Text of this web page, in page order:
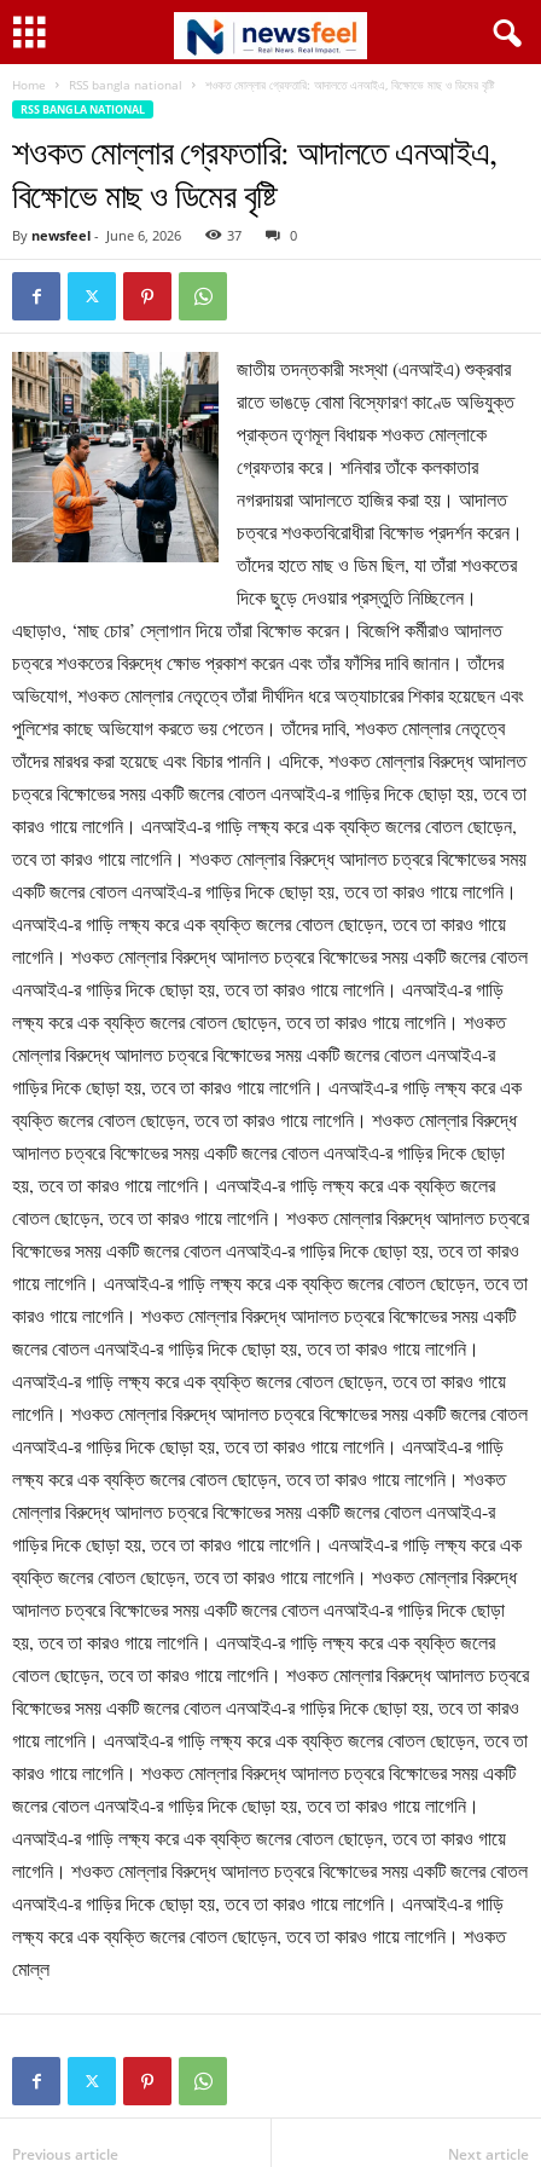
Home RSS bangla national শওকত মোল্লার গ্রেফতারি: আদালতে এনআইএ, বিক্ষোভে মাছ ও ডিমের বৃষ্টি
RSS BANGLA NATIONAL
শওকত মোল্লার গ্রেফতারি: আদালতে এনআইএ,
বিক্ষোভে মাছ ও ডিমের বৃষ্টি
By newsfeel - June 6, 2026 37 0
জাতীয় তদন্তকারী সংস্থা (এনআইএ) শুক্রবার
রাতে ভাঙড়ে বোমা বিস্ফোরণ কাণ্ডে অভিযুক্ত
প্রাক্তন তৃণমূল বিধায়ক শওকত মোল্লাকে
গ্রেফতার করে। শনিবার তাঁকে কলকাতার
নগরদায়রা আদালতে হাজির করা হয়। আদালত
চত্বরে শওকতবিরোধীরা বিক্ষোভ প্রদর্শন করেন।
তাঁদের হাতে মাছ ও ডিম ছিল, যা তাঁরা শওকতের
দিকে ছুড়ে দেওয়ার প্রস্তুতি নিচ্ছিলেন।
এছাড়াও, ‘মাছ চোর’ স্লোগান দিয়ে তাঁরা বিক্ষোভ করেন। বিজেপি কর্মীরাও আদালত
চত্বরে শওকতের বিরুদ্ধে ক্ষোভ প্রকাশ করেন এবং তাঁর ফাঁসির দাবি জানান। তাঁদের
অভিযোগ, শওকত মোল্লার নেতৃত্বে তাঁরা দীর্ঘদিন ধরে অত্যাচারের শিকার হয়েছেন এবং
পুলিশের কাছে অভিযোগ করতে ভয় পেতেন। তাঁদের দাবি, শওকত মোল্লার নেতৃত্বে
তাঁদের মারধর করা হয়েছে এবং বিচার পাননি। এদিকে, শওকত মোল্লার বিরুদ্ধে আদালত
চত্বরে বিক্ষোভের সময় একটি জলের বোতল এনআইএ-র গাড়ির দিকে ছোড়া হয়, তবে তা
কারও গায়ে লাগেনি। এনআইএ-র গাড়ি লক্ষ্য করে এক ব্যক্তি জলের বোতল ছোড়েন,
তবে তা কারও গায়ে লাগেনি। শওকত মোল্লার বিরুদ্ধে আদালত চত্বরে বিক্ষোভের সময়
একটি জলের বোতল এনআইএ-র গাড়ির দিকে ছোড়া হয়, তবে তা কারও গায়ে লাগেনি।
এনআইএ-র গাড়ি লক্ষ্য করে এক ব্যক্তি জলের বোতল ছোড়েন, তবে তা কারও গায়ে
লাগেনি। শওকত মোল্লার বিরুদ্ধে আদালত চত্বরে বিক্ষোভের সময় একটি জলের বোতল
এনআইএ-র গাড়ির দিকে ছোড়া হয়, তবে তা কারও গায়ে লাগেনি। এনআইএ-র গাড়ি
লক্ষ্য করে এক ব্যক্তি জলের বোতল ছোড়েন, তবে তা কারও গায়ে লাগেনি। শওকত
মোল্লার বিরুদ্ধে আদালত চত্বরে বিক্ষোভের সময় একটি জলের বোতল এনআইএ-র
গাড়ির দিকে ছোড়া হয়, তবে তা কারও গায়ে লাগেনি। এনআইএ-র গাড়ি লক্ষ্য করে এক
ব্যক্তি জলের বোতল ছোড়েন, তবে তা কারও গায়ে লাগেনি। শওকত মোল্লার বিরুদ্ধে
আদালত চত্বরে বিক্ষোভের সময় একটি জলের বোতল এনআইএ-র গাড়ির দিকে ছোড়া
হয়, তবে তা কারও গায়ে লাগেনি। এনআইএ-র গাড়ি লক্ষ্য করে এক ব্যক্তি জলের
বোতল ছোড়েন, তবে তা কারও গায়ে লাগেনি। শওকত মোল্লার বিরুদ্ধে আদালত চত্বরে
বিক্ষোভের সময় একটি জলের বোতল এনআইএ-র গাড়ির দিকে ছোড়া হয়, তবে তা কারও
গায়ে লাগেনি। এনআইএ-র গাড়ি লক্ষ্য করে এক ব্যক্তি জলের বোতল ছোড়েন, তবে তা
কারও গায়ে লাগেনি। শওকত মোল্লার বিরুদ্ধে আদালত চত্বরে বিক্ষোভের সময় একটি
জলের বোতল এনআইএ-র গাড়ির দিকে ছোড়া হয়, তবে তা কারও গায়ে লাগেনি।
এনআইএ-র গাড়ি লক্ষ্য করে এক ব্যক্তি জলের বোতল ছোড়েন, তবে তা কারও গায়ে
লাগেনি। শওকত মোল্লার বিরুদ্ধে আদালত চত্বরে বিক্ষোভের সময় একটি জলের বোতল
এনআইএ-র গাড়ির দিকে ছোড়া হয়, তবে তা কারও গায়ে লাগেনি। এনআইএ-র গাড়ি
লক্ষ্য করে এক ব্যক্তি জলের বোতল ছোড়েন, তবে তা কারও গায়ে লাগেনি। শওকত
মোল্লার বিরুদ্ধে আদালত চত্বরে বিক্ষোভের সময় একটি জলের বোতল এনআইএ-র
গাড়ির দিকে ছোড়া হয়, তবে তা কারও গায়ে লাগেনি। এনআইএ-র গাড়ি লক্ষ্য করে এক
ব্যক্তি জলের বোতল ছোড়েন, তবে তা কারও গায়ে লাগেনি। শওকত মোল্লার বিরুদ্ধে
আদালত চত্বরে বিক্ষোভের সময় একটি জলের বোতল এনআইএ-র গাড়ির দিকে ছোড়া
হয়, তবে তা কারও গায়ে লাগেনি। এনআইএ-র গাড়ি লক্ষ্য করে এক ব্যক্তি জলের
বোতল ছোড়েন, তবে তা কারও গায়ে লাগেনি। শওকত মোল্লার বিরুদ্ধে আদালত চত্বরে
বিক্ষোভের সময় একটি জলের বোতল এনআইএ-র গাড়ির দিকে ছোড়া হয়, তবে তা কারও
গায়ে লাগেনি। এনআইএ-র গাড়ি লক্ষ্য করে এক ব্যক্তি জলের বোতল ছোড়েন, তবে তা
কারও গায়ে লাগেনি। শওকত মোল্লার বিরুদ্ধে আদালত চত্বরে বিক্ষোভের সময় একটি
জলের বোতল এনআইএ-র গাড়ির দিকে ছোড়া হয়, তবে তা কারও গায়ে লাগেনি।
এনআইএ-র গাড়ি লক্ষ্য করে এক ব্যক্তি জলের বোতল ছোড়েন, তবে তা কারও গায়ে
লাগেনি। শওকত মোল্লার বিরুদ্ধে আদালত চত্বরে বিক্ষোভের সময় একটি জলের বোতল
এনআইএ-র গাড়ির দিকে ছোড়া হয়, তবে তা কারও গায়ে লাগেনি। এনআইএ-র গাড়ি
লক্ষ্য করে এক ব্যক্তি জলের বোতল ছোড়েন, তবে তা কারও গায়ে লাগেনি। শওকত
মোল্ল
Previous article Next article